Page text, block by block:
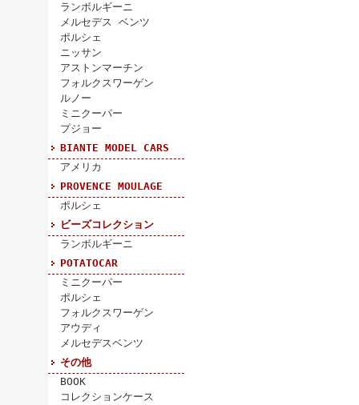
ランボルギーニ
メルセデス ベンツ
ポルシェ
ニッサン
アストンマーチン
フォルクスワーゲン
ルノー
ミニクーパー
プジョー
BIANTE MODEL CARS
アメリカ
PROVENCE MOULAGE
ポルシェ
ビーズコレクション
ランボルギーニ
POTATOCAR
ミニクーパー
ポルシェ
フォルクスワーゲン
アウディ
メルセデスベンツ
その他
BOOK
コレクションケース